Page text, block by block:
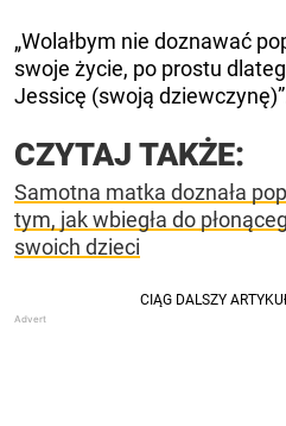
„Wolałbym nie doznawać
swoje życie, po prostu
Jessicę (swoją
CZYTAJ TAKŻE:
Samotna matka doznała
tym, jak wbiegła do
swoich dzieci